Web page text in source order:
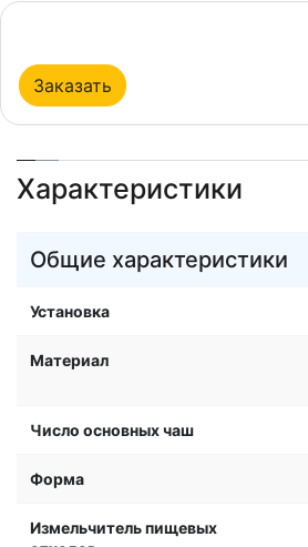
Заказать
Характеристики
Общие характеристики
Установка
Материал
Число основных чаш
Форма
Измельчитель пищевых